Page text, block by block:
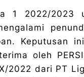
1 2022/2023
Keputusan
oleh
2022 dari PT